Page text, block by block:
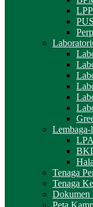
Lembaga-
Tenaga
Tenaga
Dokumen
Peta